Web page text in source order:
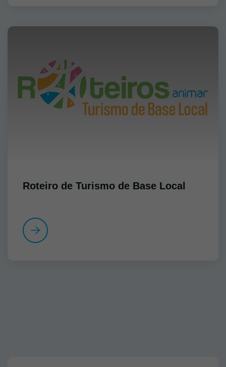
Roteiro de Turismo de Base Local